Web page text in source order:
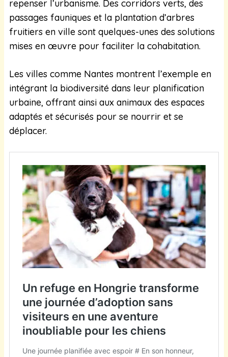
repenser l’urbanisme. Des corridors verts, des
passages fauniques et la plantation d’arbres
fruitiers en ville sont quelques-unes des solutions
mises en œuvre pour faciliter la cohabitation.
Les villes comme Nantes montrent l’exemple en
intégrant la biodiversité dans leur planification
urbaine, offrant ainsi aux animaux des espaces
adaptés et sécurisés pour se nourrir et se
déplacer.